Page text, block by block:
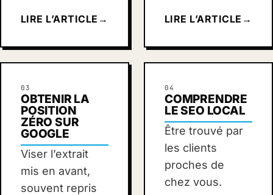
LIRE L’ARTICLE → LIRE L’ARTICLE →
03
OBTENIR LA
POSITION
ZÉRO SUR
GOOGLE
Viser l’extrait
mis en avant,
souvent repris
04
COMPRENDRE
LE SEO LOCAL
Être trouvé par
les clients
proches de
chez vous.